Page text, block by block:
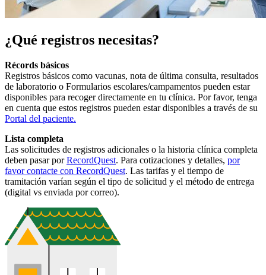
¿Qué registros necesitas?
Récords básicos
Registros básicos como vacunas, nota de última consulta, resultados
de laboratorio o Formularios escolares/campamentos pueden estar
disponibles para recoger directamente en tu clínica. Por favor, tenga
en cuenta que estos registros pueden estar disponibles a través de su
Portal del paciente.
Lista completa
Las solicitudes de registros adicionales o la historia clínica completa
deben pasar porRecordQuest. Para cotizaciones y detalles, por
favor contacte con RecordQuest. Las tarifas y el tiempo de
tramitación varían según el tipo de solicitud y el método de entrega
(digital vs enviada por correo).